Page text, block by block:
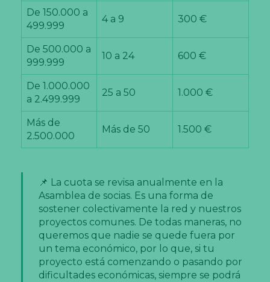
De 150.000 a
499.999
4 a 9 300 €
De 500.000 a
999.999
10 a 24 600 €
De 1.000.000
a 2.499.999
25 a 50 1.000 €
Más de
2.500.000
Más de 50 1.500 €
📌 La cuota se revisa anualmente en la
Asamblea de socias. Es una forma de
sostener colectivamente la red y nuestros
proyectos comunes. De todas maneras, no
queremos que nadie se quede fuera por
un tema económico, por lo que, si tu
proyecto está comenzando o pasando por
dificultades económicas, siempre se podrá